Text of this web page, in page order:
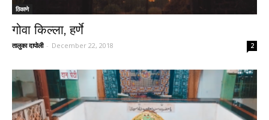
ठिकाणे
गोवा किल्ला, हर्णे
तालुका दापोली - December 22, 2018 2